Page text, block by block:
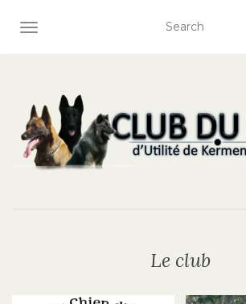
AFFICHER/MASQUER LA NAVIGATION
Le club